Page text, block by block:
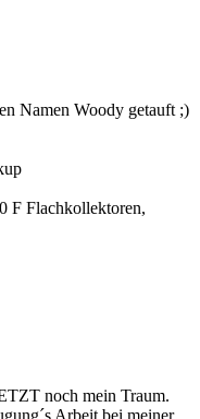
Namen Woody getauft ;)
F Flachkollektoren,
noch mein Traum.
Arbeit bei meiner